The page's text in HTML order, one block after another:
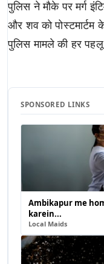
पुलिस ने मौके पर मर्ग
और शव को पोस्टमार्टम
पुलिस मामले की हर
SPONSORED LINKS
Ambikapur me
karein...
Local Maids